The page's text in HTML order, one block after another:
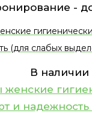
-
(для слабых
В наличии
и надежность